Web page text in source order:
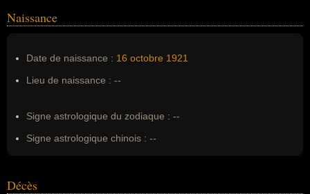
Nom de famille :Wilson
Naissance
Date de naissance : 16 octobre 1921
Lieu de naissance : --
Signe astrologique du zodiaque : --
Signe astrologique chinois : --
Décès